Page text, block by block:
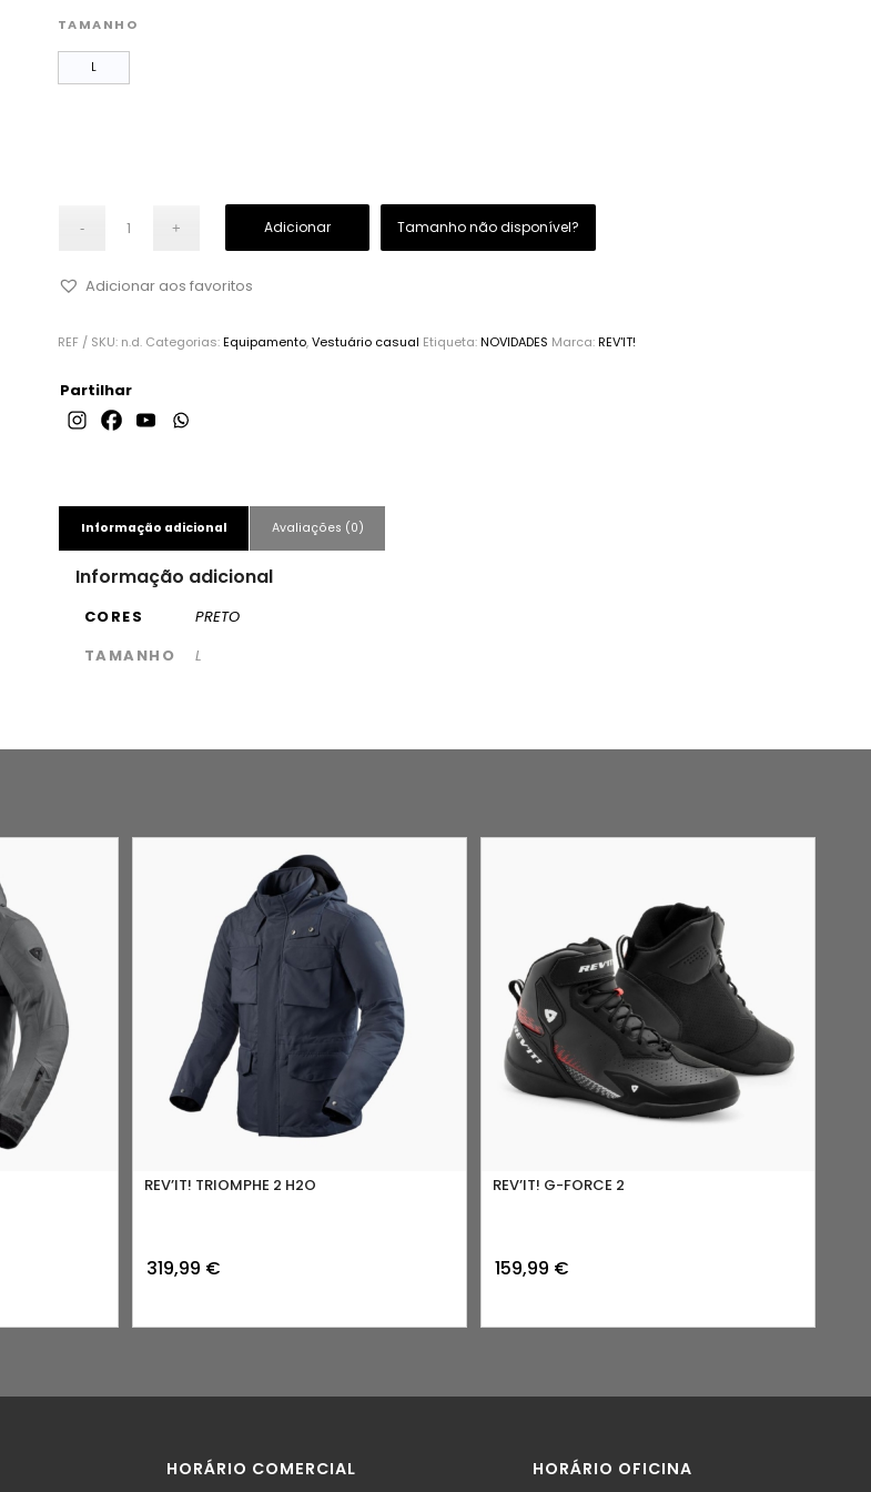
TAMANHO
L
Adicionar Tamanho não disponível?
Adicionar aos favoritos
REF / SKU: n.d. Categorias:Equipamento,Vestuário casual Etiqueta:NOVIDADES Marca:REV'IT!
Partilhar
Informação adicional Avaliações (0)
Informação adicional
CORES
PRETO
TAMANHO
L
REV’IT! TRIOMPHE 2 H2O
319,99 €
REV’IT! G-FORCE 2
159,99 €
HORÁRIO COMERCIAL HORÁRIO OFICINA